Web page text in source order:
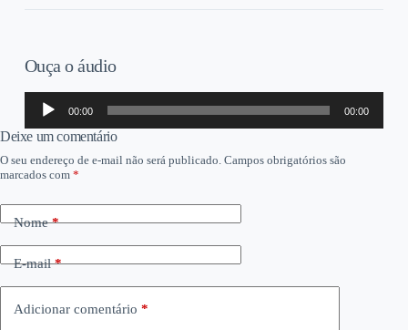
Ouça o áudio
Tocador
áudio
00:00 00:00
Deixe um comentário
O seu endereço de e-mail não será publicado. Campos obrigatórios são
marcados com *
Nome*
E-mail*
Adicionar comentário *